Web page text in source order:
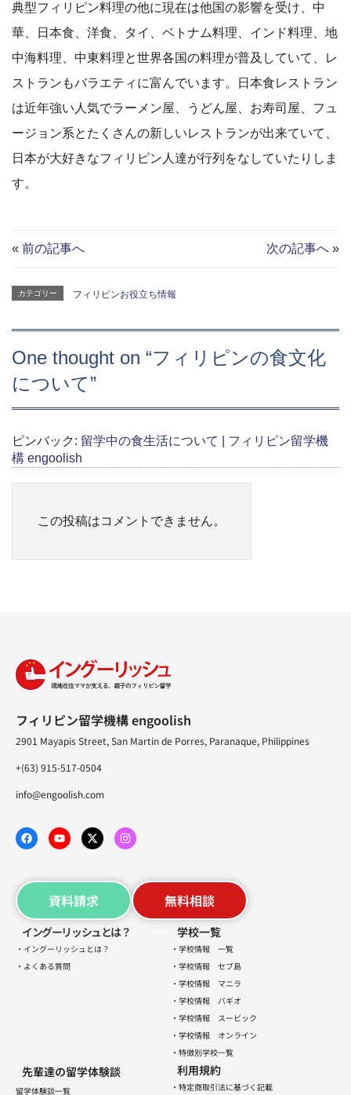
典型フィリピン料理の他に現在は他国の影響を受け、中
華、日本食、洋食、タイ、ベトナム料理、インド料理、地
中海料理、中東料理と世界各国の料理が普及していて、レ
ストランもバラエティに富んでいます。日本食レストラン
は近年強い人気でラーメン屋、うどん屋、お寿司屋、フュ
ージョン系とたくさんの新しいレストランが出来ていて、
日本が大好きなフィリピン人達が行列をなしていたりしま
す。
« 前の記事へ 次の記事へ »
カテゴリー フィリピンお役立ち情報
One thought on “フィリピンの食文化
について”
ピンバック: 留学中の食生活について | フィリピン留学機
構 engoolish
この投稿はコメントできません。
フィリピン留学機構 engoolish
2901 Mayapis Street, San Martin de Porres, Paranaque, Philippines
+(63) 915-517-0504
info@engoolish.com
資料請求 無料相談
イングーリッシュとは？
・イングーリッシュとは？
・よくある質問
学校一覧
・学校情報 一覧
・学校情報 セブ島
・学校情報 マニラ
・学校情報 バギオ
・学校情報 スービック
・学校情報 オンライン
・特徴別学校一覧
先輩達の留学体験談
留学体験談一覧
利用規約
・特定商取引法に基づく記載